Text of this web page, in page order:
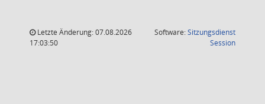
Letzte Änderung: 07.08.2026
17:03:50
Software:Sitzungsdienst
Session(Wird in